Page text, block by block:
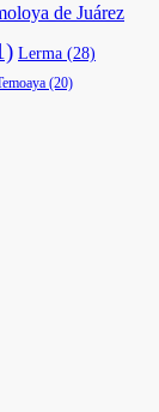
de Juárez
Lerma (28)
(20)